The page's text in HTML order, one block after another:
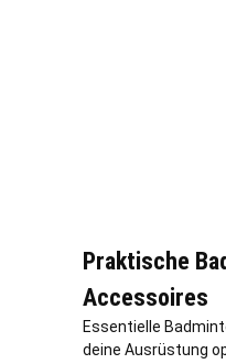
Praktische
Accessoires
Essentielle
deine Ausrüstung